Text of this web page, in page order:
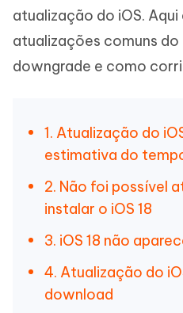
atualização do iOS.
atualizações comuns do
downgrade e como
1. Atualização do
estimativa do
2. Não foi possível
instalar o iOS 18
3. iOS 18 não
4. Atualização do
download